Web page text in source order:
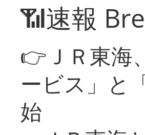
📶速報
👉ＪＲ東海
ービス」と
始